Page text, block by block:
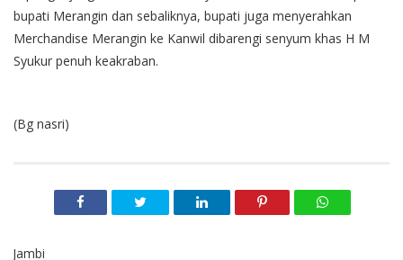
bupati Merangin dan sebaliknya, bupati juga menyerahkan
Merchandise Merangin ke Kanwil dibarengi senyum khas H M
Syukur penuh keakraban.
(Bg nasri)
Jambi